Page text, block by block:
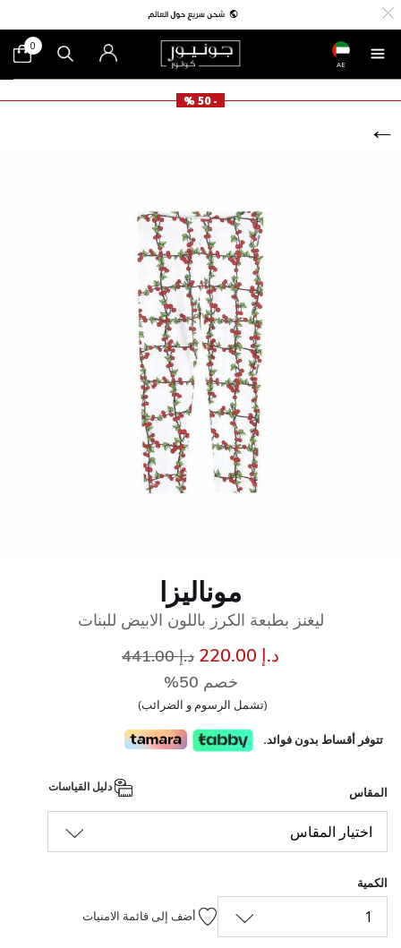
AE
0
- 50 %
موناليزا
ليغنز بطبعة الكرز باللون الابيض للبنات
د.إ 220.00 سعر مخفض مند.إ 441.00
خصم 50%
(تشمل الرسوم و الضرائب)
تتوفر أقساط بدون فوائد.
المقاس
اختيار المقاس
الكمية
1 أضف إلى قائمة الامنيات